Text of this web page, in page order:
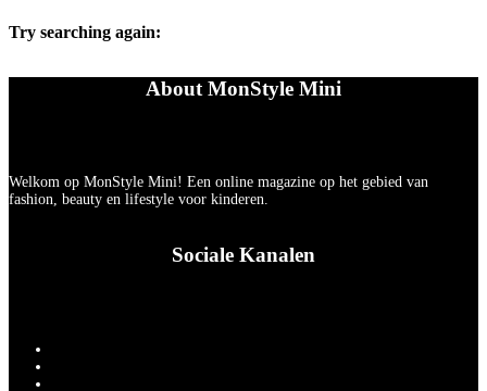
Try searching again:
About MonStyle Mini
Welkom op MonStyle Mini! Een online magazine op het gebied van
fashion, beauty en lifestyle voor kinderen.
Sociale Kanalen